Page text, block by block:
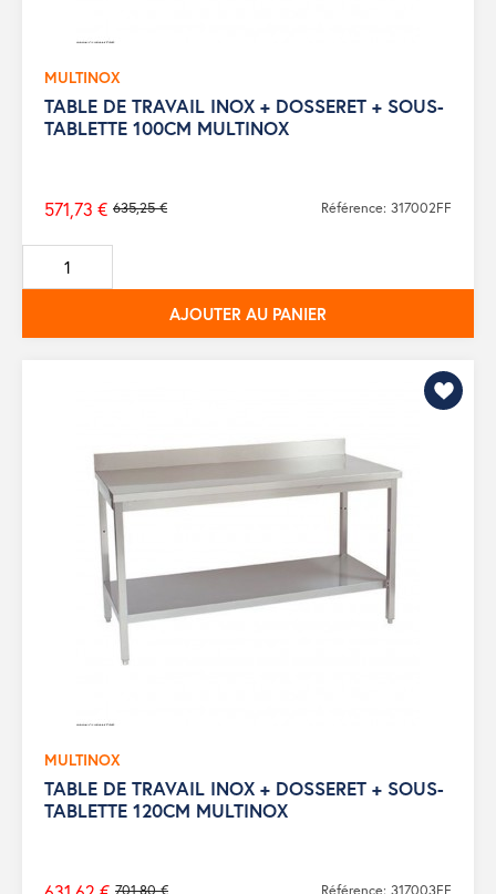
MULTINOX
TABLE DE TRAVAIL INOX + DOSSERET + SOUS-
TABLETTE 100CM MULTINOX
Prix
de
base
635,25 €
571,73 € Référence: 317002FF
AJOUTER AU PANIER
MULTINOX
TABLE DE TRAVAIL INOX + DOSSERET + SOUS-
TABLETTE 120CM MULTINOX
701,80 € Référence: 317003FF